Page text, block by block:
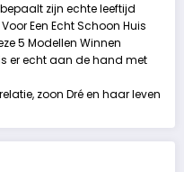
zijn echte leeftijd
Een Echt Schoon Huis
5 Modellen Winnen
er echt aan de hand met
zoon Dré en haar leven